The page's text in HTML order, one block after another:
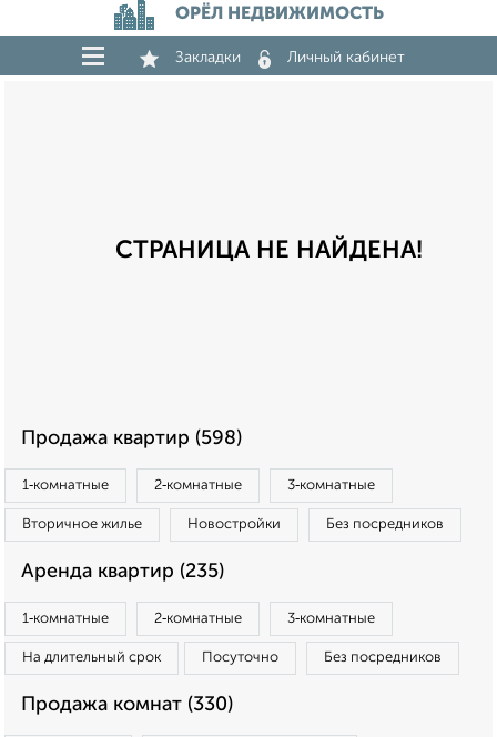
ОРЁЛ НЕДВИЖИМОСТЬ
Закладки Личный кабинет
СТРАНИЦА НЕ НАЙДЕНА!
Продажа квартир (598)
1‑комнатные 2‑комнатные 3‑комнатные
Вторичное жилье Новостройки Без посредников
Аренда квартир (235)
1‑комнатные 2‑комнатные 3‑комнатные
На длительный срок Посуточно Без посредников
Продажа комнат (330)